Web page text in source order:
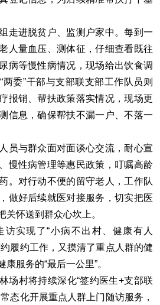
进脱贫户、监测户家中。每到一
人量血压、测体征，仔细查看既往
病等慢性病情况，现场给出饮食调
委”干部与支部联支部工作队员则
报销、帮扶政策落实情况，现场更
信息，确保帮扶不漏一户、不落一
与群众面对面谈心交流，耐心宣
慢性病管理等惠民政策，叮嘱高龄
。对行动不便的留守老人，工作队
做好后续就医对接服务，切实把医
关怀送到群众心坎上。
实现了“小病不出村、健康有人
履约工作，又摸清了重点人群的健
服务的“最后一公里”。
村将持续深化“签约医生+支部联
态化开展重点人群上门随访服务，